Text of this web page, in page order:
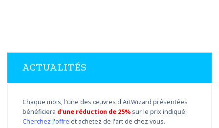
ACTUALITÉS
Chaque mois, l'une des œuvres d'ArtWizard présentées
bénéficiera d'une réduction de 25% sur le prix indiqué.
Cherchez l'offre et achetez de l'art de chez vous.